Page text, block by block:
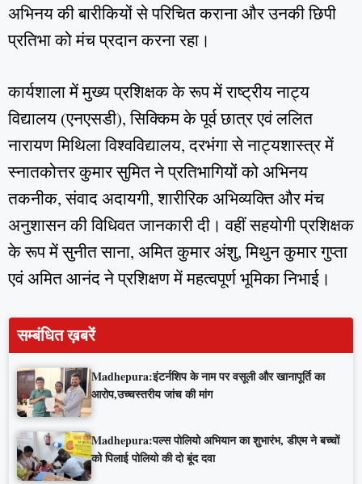
अभिनय की बारीकियों से परिचित कराना और उनकी छिपी
प्रतिभा को मंच प्रदान करना रहा।
कार्यशाला में मुख्य प्रशिक्षक के रूप में राष्ट्रीय नाट्य
विद्यालय (एनएसडी), सिक्किम के पूर्व छात्र एवं ललित
नारायण मिथिला विश्वविद्यालय, दरभंगा से नाट्यशास्त्र में
स्नातकोत्तर कुमार सुमित ने प्रतिभागियों को अभिनय
तकनीक, संवाद अदायगी, शारीरिक अभिव्यक्ति और मंच
अनुशासन की विधिवत जानकारी दी। वहीं सहयोगी प्रशिक्षक
के रूप में सुनीत साना, अमित कुमार अंशु, मिथुन कुमार गुप्ता
एवं अमित आनंद ने प्रशिक्षण में महत्वपूर्ण भूमिका निभाई।
सम्बंधित ख़बरें
Madhepura:इंटर्नशिप के नाम पर वसूली और खानापूर्ति का
आरोप,उच्चस्तरीय जांच की मांग
Madhepura:पल्स पोलियो अभियान का शुभारंभ, डीएम ने बच्चों
को पिलाई पोलियो की दो बूंद दवा